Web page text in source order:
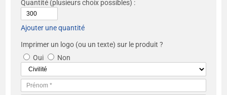
Quantité (plusieurs choix possibles) :
Ajouter une quantité
Imprimer un logo (ou un texte) sur le produit ?
Oui
Non